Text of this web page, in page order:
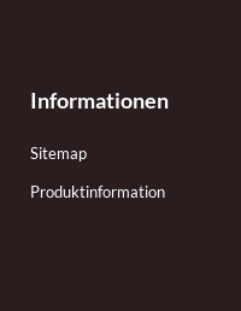
Informationen
Sitemap
Produktinformation